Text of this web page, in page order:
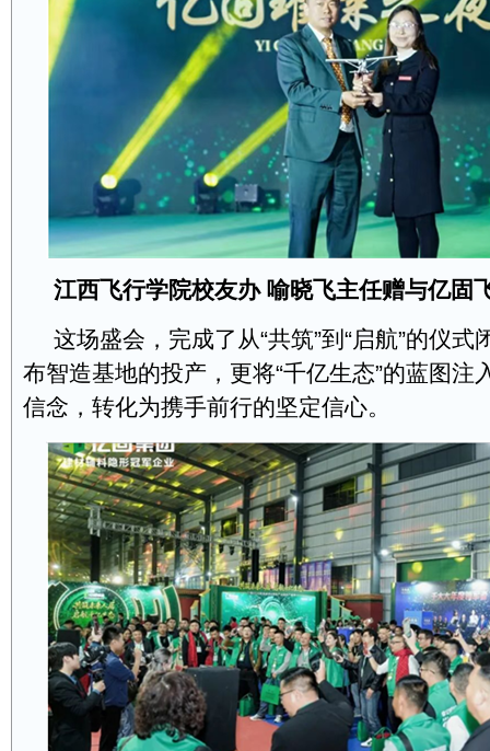
江西飞行学院校友办 喻晓飞主任赠与亿固
这场盛会，完成了从“共筑”到“启航”的仪式
布智造基地的投产，更将“千亿生态”的蓝图注
信念，转化为携手前行的坚定信心。